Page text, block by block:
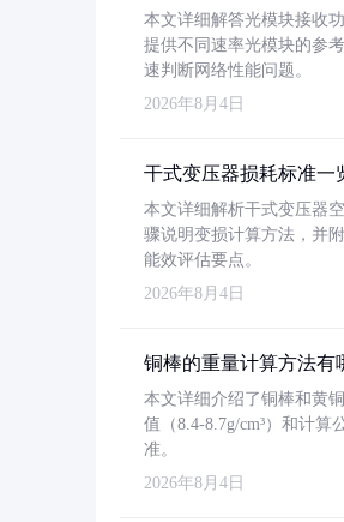
本文详细解答光模块接收
提供不同速率光模块的参
速判断网络性能问题。
2026年8月4日
干式变压器损耗标准一
本文详细解析干式变压器
骤说明变损计算方法，并
能效评估要点。
2026年8月4日
铜棒的重量计算方法有
本文详细介绍了铜棒和黄
值（8.4-8.7g/cm³）和计
准。
2026年8月4日